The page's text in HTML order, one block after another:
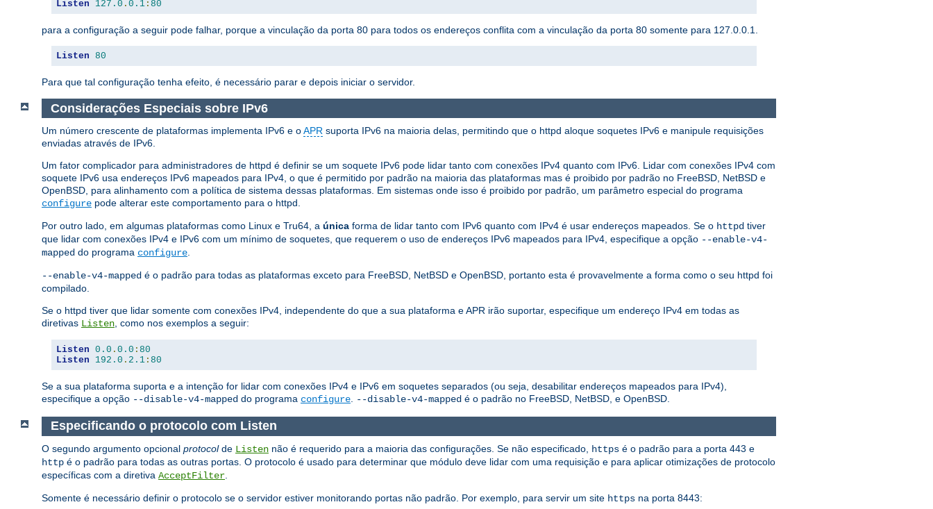
Listen 127.0 . 0.1 : 80
para a configuração a seguir pode falhar, porque a vinculação da porta 80 para todos os endereços conflita com a vinculação da porta 80 somente para 127.0.0.1.
Listen 80
Para que tal configuração tenha efeito, é necessário parar e depois iniciar o servidor.
Considerações Especiais sobre IPv6
Um número crescente de plataformas implementa IPv6 e oAPR suporta IPv6 na maioria delas, permitindo que o httpd aloque soquetes IPv6 e manipule requisições
enviadas através de IPv6.
Um fator complicador para administradores de httpd é definir se um soquete IPv6 pode lidar tanto com conexões IPv4 quanto com IPv6. Lidar com conexões IPv4 com
soquete IPv6 usa endereços IPv6 mapeados para IPv4, o que é permitido por padrão na maioria das plataformas mas é proibido por padrão no FreeBSD, NetBSD e
OpenBSD, para alinhamento com a política de sistema dessas plataformas. Em sistemas onde isso é proibido por padrão, um parâmetro especial do programa
configure pode alterar este comportamento para o httpd.
Por outro lado, em algumas plataformas como Linux e Tru64, a única forma de lidar tanto com IPv6 quanto com IPv4 é usar endereços mapeados. Se o httpd tiver
que lidar com conexões IPv4 e IPv6 com um mínimo de soquetes, que requerem o uso de endereços IPv6 mapeados para IPv4, especifique a opção --enable-v4-
mapped do programa configure.
--enable-v4-mapped é o padrão para todas as plataformas exceto para FreeBSD, NetBSD e OpenBSD, portanto esta é provavelmente a forma como o seu httpd foi
compilado.
Se o httpd tiver que lidar somente com conexões IPv4, independente do que a sua plataforma e APR irão suportar, especifique um endereço IPv4 em todas as
diretivas Listen, como nos exemplos a seguir:
Listen 0.0 . 0.0 : 80
Listen
192.0 . 2.1 : 80
Se a sua plataforma suporta e a intenção for lidar com conexões IPv4 e IPv6 em soquetes separados (ou seja, desabilitar endereços mapeados para IPv4),
especifique a opção --disable-v4-mapped do programa configure. --disable-v4-mapped é o padrão no FreeBSD, NetBSD, e OpenBSD.
Especificando o protocolo com Listen
O segundo argumento opcional protocolde Listen não é requerido para a maioria das configurações. Se não especificado, https é o padrão para a porta 443 e
http é o padrão para todas as outras portas. O protocolo é usado para determinar que módulo deve lidar com uma requisição e para aplicar otimizações de protocolo
específicas com a diretiva AcceptFilter
Somente é necessário definir o protocolo se o servidor estiver monitorando portas não padrão. Por exemplo, para servir um site https na porta 8443: